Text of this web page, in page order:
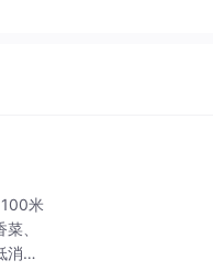
米
、
消